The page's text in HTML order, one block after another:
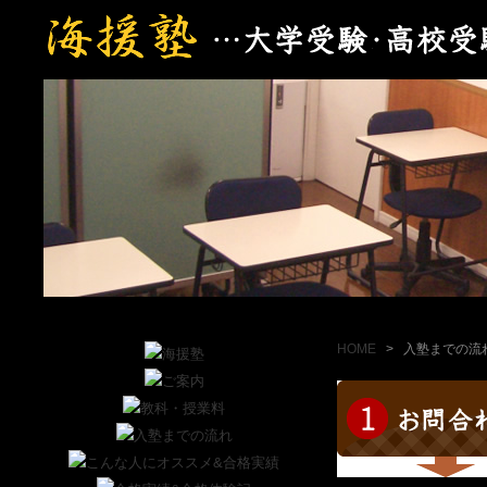
HOME > 入塾までの流